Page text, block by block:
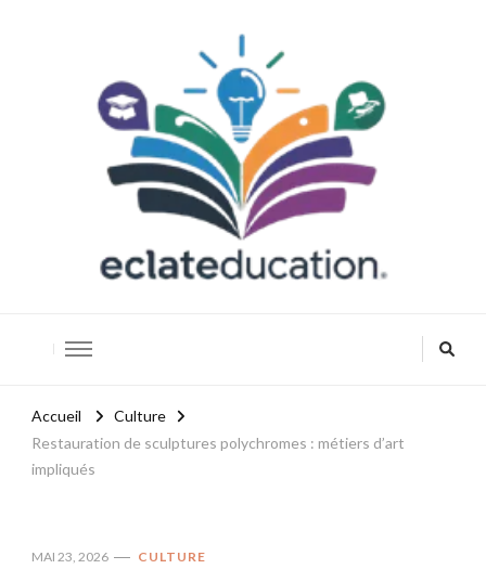
Accueil
Culture
Restauration de sculptures polychromes : métiers d’art
impliqués
MAI 23, 2026 CULTURE